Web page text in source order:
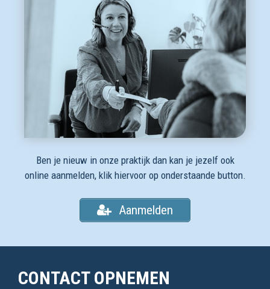
Ben je nieuw in onze praktijk dan kan je jezelf ook
online aanmelden, klik hiervoor op onderstaande button.
Aanmelden
CONTACT OPNEMEN